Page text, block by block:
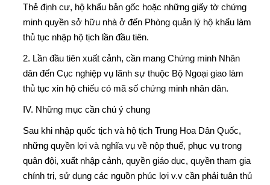
Thẻ định cư, hộ khẩu bản gốc hoặc những giấy tờ chứng
minh quyền sở hữu nhà ở đến Phòng quản lý hộ khẩu làm
thủ tục nhập hộ tịch lần đầu tiên.
2. Lần đầu tiên xuất cảnh, cần mang Chứng minh Nhân
dân đến Cục nghiệp vụ lãnh sự thuộc Bộ Ngoại giao làm
thủ tục xin hộ chiếu có mã số chứng minh nhân dân.
IV. Những mục cần chú ý chung
Sau khi nhập quốc tịch và hộ tịch Trung Hoa Dân Quốc,
những quyền lợi và nghĩa vụ về nộp thuế, phục vụ trong
quân đội, xuất nhập cảnh, quyền giáo dục, quyền tham gia
chính trị, sử dụng các nguồn phúc lợi v.v cần phải tuân thủ